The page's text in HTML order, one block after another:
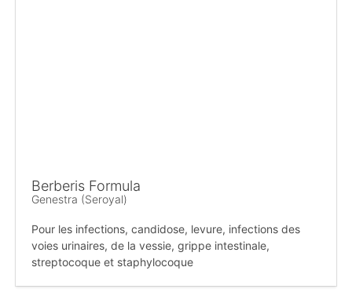
Berberis Formula
Genestra (Seroyal)
Pour les infections, candidose, levure, infections des
voies urinaires, de la vessie, grippe intestinale,
streptocoque et staphylocoque